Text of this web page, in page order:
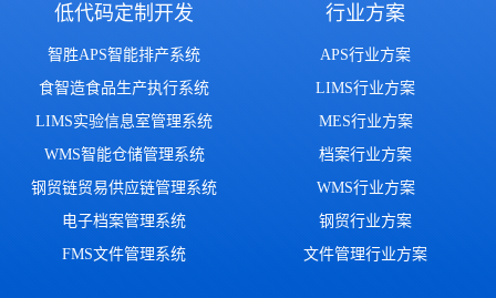
低代码定制开发
智胜APS智能排产系统
食智造食品生产执行系统
LIMS实验信息室管理系统
WMS智能仓储管理系统
钢贸链贸易供应链管理系统
电子档案管理系统
FMS文件管理系统
行业方案
APS行业方案
LIMS行业方案
MES行业方案
档案行业方案
WMS行业方案
钢贸行业方案
文件管理行业方案